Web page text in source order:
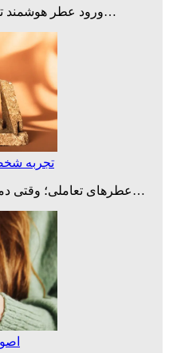
ورود عطر هوشمند تحولی دیگر با استفاده از تکنولوژی و…
تجربه‌
عطرهای تعاملی؛ وقتی دمای بدن رایحه شما را تعریف می‌کند…